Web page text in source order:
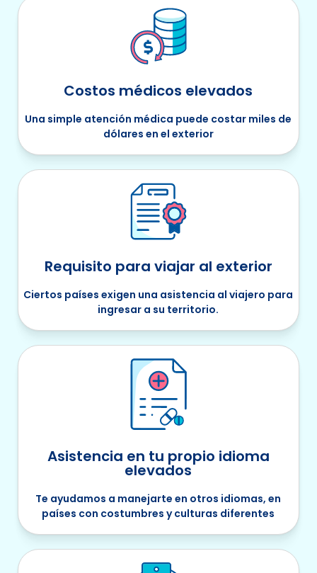
Costos médicos elevados
Una simple atención médica puede costar miles de
dólares en el exterior
Requisito para viajar al exterior
Ciertos países exigen una asistencia al viajero para
ingresar a su territorio.
Asistencia en tu propio idioma
elevados
Te ayudamos a manejarte en otros idiomas, en
países con costumbres y culturas diferentes